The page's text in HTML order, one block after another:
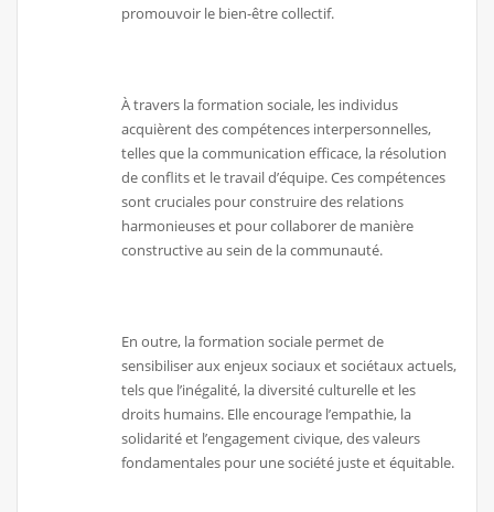
promouvoir le bien-être collectif.
À travers la formation sociale, les individus
acquièrent des compétences interpersonnelles,
telles que la communication efficace, la résolution
de conflits et le travail d’équipe. Ces compétences
sont cruciales pour construire des relations
harmonieuses et pour collaborer de manière
constructive au sein de la communauté.
En outre, la formation sociale permet de
sensibiliser aux enjeux sociaux et sociétaux actuels,
tels que l’inégalité, la diversité culturelle et les
droits humains. Elle encourage l’empathie, la
solidarité et l’engagement civique, des valeurs
fondamentales pour une société juste et équitable.